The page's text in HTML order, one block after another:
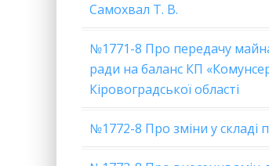
Самохвал Т. В.
№1771-8 Про передачу
ради на баланс КП
Кіровоградської області
№1772-8 Про зміни у складі